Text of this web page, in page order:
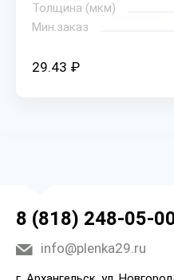
Толщина (мкм)
Мин.заказ
29.43 ₽
8 (818) 248-05-
info@plenka29.ru